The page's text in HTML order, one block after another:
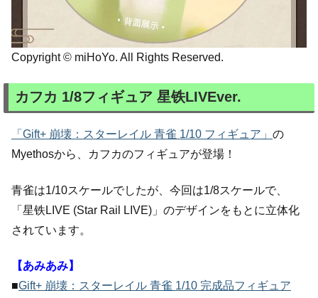
Copyright © miHoYo. All Rights Reserved.
カフカ 1/8フィギュア 星铁LIVEver.
「Gift+ 崩壊：スターレイル 青雀 1/10 フィギュア」 の
Myethosから、カフカのフィギュアが登場！
青雀は1/10スケールでしたが、今回は1/8スケールで、
「星铁LIVE (Star Rail LIVE)」のデザインをもとに立体化
されています。
【あみあみ】
■Gift+ 崩壊：スターレイル 青雀 1/10 完成品フィギュア